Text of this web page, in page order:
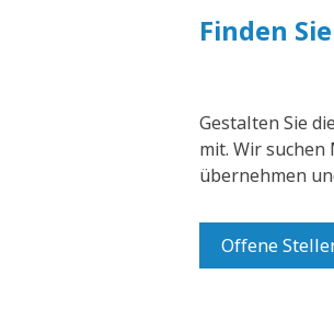
Finden
Gestalten Sie
mit. Wir suchen
übernehmen
Offene